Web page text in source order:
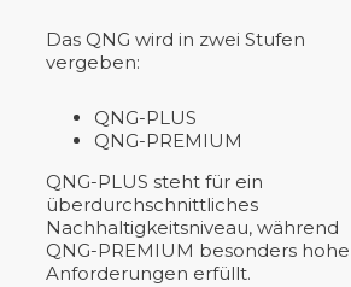
Das QNG wird in zwei Stufen
vergeben:
QNG-PLUS
QNG-PREMIUM
QNG-PLUS steht für ein
überdurchschnittliches
Nachhaltigkeitsniveau, während
QNG-PREMIUM besonders hohe
Anforderungen erfüllt.